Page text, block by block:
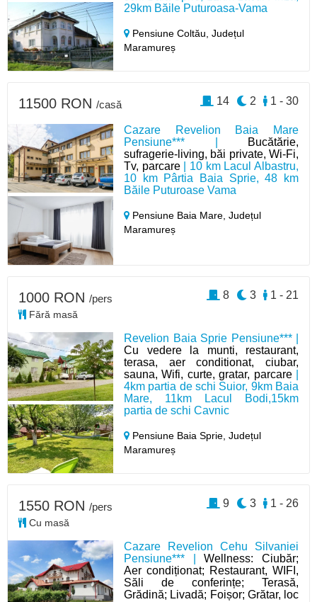
29km Băile Puturoasa-Vama
Pensiune Coltău,Județul
Maramureș
Cazare Revelion Baia Mare
Pensiune*** |
Bucătărie,
sufragerie-living, băi private, Wi-Fi,
Tv, parcare| 10 km Lacul Albastru,
10 km Pârtia Baia Sprie, 48 km
Băile Puturoase Vama
Pensiune Baia Mare,Județul
Maramureș
11500 RON /casă 1 - 30
2
14
Revelion Baia Sprie Pensiune*** |
Cu vedere la munti, restaurant,
terasa, aer conditionat, ciubar,
sauna, Wifi, curte, gratar, parcare|
4km partia de schi Suior, 9km Baia
Mare, 11km Lacul Bodi,15km
partia de schi Cavnic
Pensiune Baia Sprie,Județul
Maramureș
1000 RON /pers
Fără masă
1 - 21
3
8
Cazare Revelion Cehu Silvaniei
Pensiune*** |Wellness: Ciubăr;
Aer condiționat; Restaurant, WIFI,
Săli de conferințe; Terasă,
Grădină; Livadă; Foișor; Grătar, loc
1550 RON /pers
Cu masă
1 - 26
3
9